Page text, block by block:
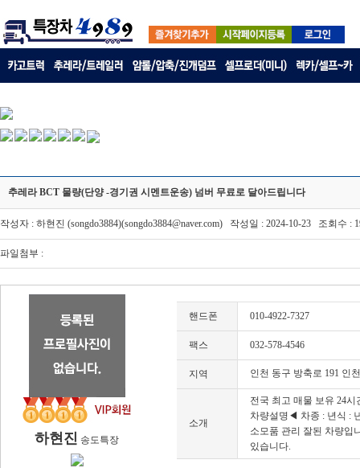
추레라 BCT 물량(단양 -경기권 시멘트운송) 넘버 무료로 달아드립니다
작성자 : 하현진 (songdo3884)(songdo3884@naver.com) 작성일 : 2024-10-23 조회수 :
파일첨부 :
하현진 송도특장
핸드폰 010-4922-7327
팩스 032-578-4546
지역 인천 동구 방축로 191 인
소개
전국 최고 매물 보유 24
차량설명◀ 차종 : 년식 :
소모품 관리 잘된 차량입
있습니다.